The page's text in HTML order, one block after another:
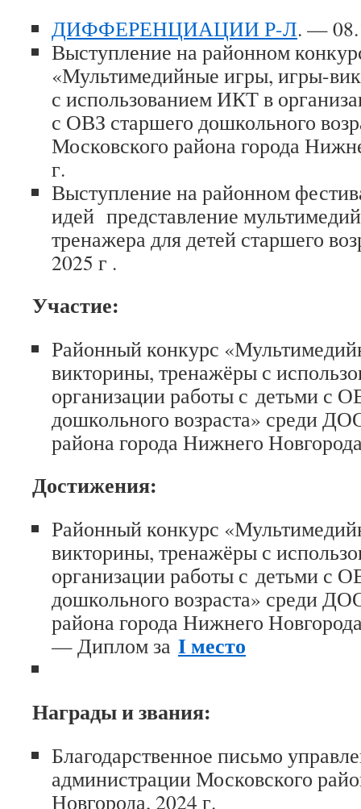
ДИФФЕРЕНЦИАЦИИ Р-Л. —
Выступление на районном
«Мультимедийные игры, игры-
с использованием ИКТ в
с ОВЗ старшего дошкольного
Московского района города
г.
Выступление на районном
идей представление
тренажера для детей старшего
2025 г .
Участие:
Районный конкурс
викторины, тренажёры с
организации работы с детьми с
дошкольного возраста» среди
района города Нижнего
Достижения:
Районный конкурс
викторины, тренажёры с
организации работы с детьми с
дошкольного возраста» среди
района города Нижнего
— Диплом за I место
Награды и звания:
Благодарственное письмо
администрации Московского
Новгорода, 2024 г.